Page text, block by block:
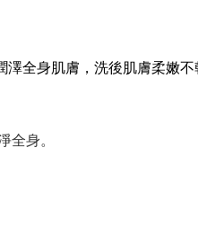
全身肌膚，洗後肌膚柔嫩不
全身。